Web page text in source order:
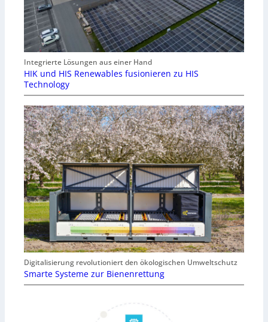
Integrierte Lösungen aus einer Hand
HIK und HIS Renewables fusionieren zu HIS
Technology
Digitalisierung revolutioniert den ökologischen Umweltschutz
Smarte Systeme zur Bienenrettung